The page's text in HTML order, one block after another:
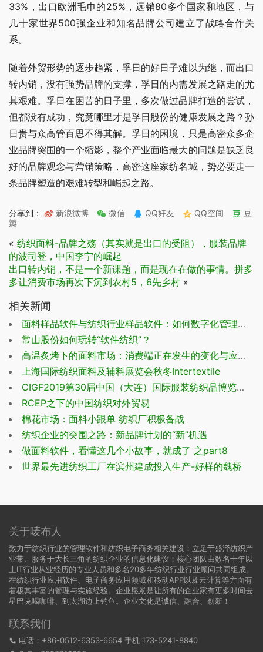
33%，出口欧洲毛巾的25%，远销80多个国家和地区，与
几十家世界500强企业和知名品牌公司建立了战略合作关
系。
随着外贸形势的逐步趋紧，孚日的好日子难以为继，而出口
转内销，没有强势品牌的支撑，孚日的内需发展之路走的尤
其艰难。孚日在困苦的日子里，多次做过品牌打造的尝试，
但都没有成功，究竟哪里才是孚日股份的健康发展之路？孙
日贵与众高管百思不得其解。孚日的困境，只是高密众多企
业品牌突围的一个缩影，整个产业面临最大的问题是缺乏良
好的品牌观念与营销策略，高密这座家纺名城，势必要走一
条品牌塑造的艰难转型和崛起之路。
分享到： 新浪微博 微信 QQ好友 QQ空间
豆
瓣
« 纺织面料-品牌之殇（其实就是出口的受阻），服装品牌
的波司登，中国李宁的崛起
出口转内销，不是一个新课题，而是现在在做的事情。拼多
多让消费市场再次下沉到农村5，6先乡村 »
相关新闻
面料样品软件与纺织行业样品软件：如何数字化管理，降本增效？
常山股份如何玩转“软件纺织”？
高温炙烤下的面料市场：消费端正在发生的变化与应对策略
上海国际纺织面料及辅料展览会秋冬Intertextile
CIGF2019第30届中国（大连）国际服装纺织品博览会盛大开幕
RCEP之下的中国纺织对外贸易
棉花市场：面料小跟单 纺织厂积极备战
纺织企业的突围之路：新品牌计划的“新”机遇
做面料软件，看懂这几个小故事，就成了 之part8
世界最先进纺织工厂在滨州建成投入生产-好样的魏桥
关于唛布人
致力于纺织行业的管理软件和纺织电子商务相关建设；立足于盛泽纺织产
业带、服务于大长三角的纺织企业的信息化建设；核心团队由数名十年以
上IT行业从业经历的专业人员和多名20多年纺织行业行业顾问共同组成。
在纺织行业应用软件、电子商务应用领域和移动APP以及云计算等方面有
着极其丰富的管理与实施经验。企业愿景是让所有的企业家有更多时间去
星巴克喝咖啡、到太湖边上钓鱼。企业文化是诚信、融合、创新！
联系我们
电话：+86-0512-6353-6654 手机 173-5241-8840